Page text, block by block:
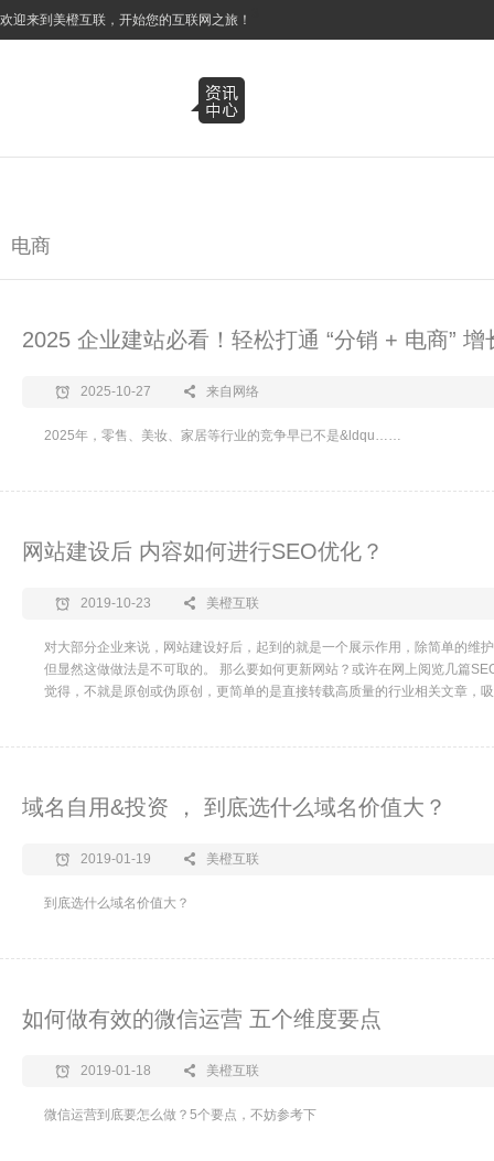
欢迎来到美橙互联，开始您的互联网之旅！
电商
2025 企业建站必看！轻松打通 “分销 + 电商” 增
2025-10-27 来自网络
​2025年，零售、美妆、家居等行业的竞争早已不是&ldqu……
网站建设后 内容如何进行SEO优化？
2019-10-23 美橙互联
对大部分企业来说，网站建设好后，起到的就是一个展示作用，除简单的维
但显然这做做法是不可取的。 那么要如何更新网站？或许在网上阅览几篇
觉得，不就是原创或伪原创，更简单的是直接转载高质量的行业相关文章，
域名自用&投资 ， 到底选什么域名价值大？
2019-01-19 美橙互联
到底选什么域名价值大？
如何做有效的微信运营 五个维度要点
2019-01-18 美橙互联
微信运营到底要怎么做？5个要点，不妨参考下